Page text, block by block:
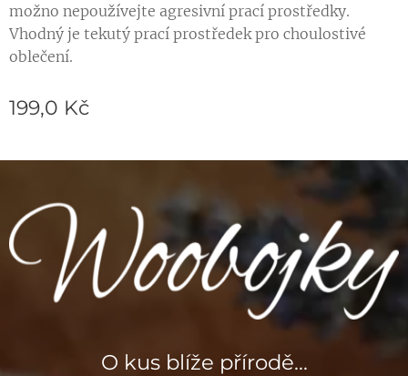
možno nepoužívejte agresivní prací prostředky.
Vhodný je tekutý prací prostředek pro choulostivé
oblečení.
199,0 Kč
O kus blíže přírodě...